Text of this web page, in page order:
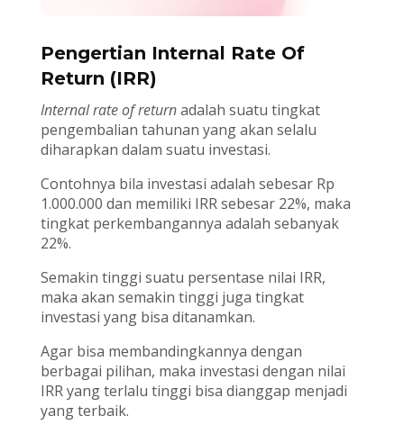
Pengertian Internal Rate Of
Return (IRR)
Internal rate of returnadalah suatu tingkat
pengembalian tahunan yang akan selalu
diharapkan dalam suatu investasi.
Contohnya bila investasi adalah sebesar Rp
1.000.000 dan memiliki IRR sebesar 22%, maka
tingkat perkembangannya adalah sebanyak
22%.
Semakin tinggi suatu persentase nilai IRR,
maka akan semakin tinggi juga tingkat
investasi yang bisa ditanamkan.
Agar bisa membandingkannya dengan
berbagai pilihan, maka investasi dengan nilai
IRR yang terlalu tinggi bisa dianggap menjadi
yang terbaik.